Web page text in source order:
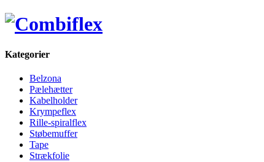
Kategorier
Belzona
Pælehætter
Kabelholder
Krympeflex
Rille-spiralflex
Støbemuffer
Tape
Strækfolie